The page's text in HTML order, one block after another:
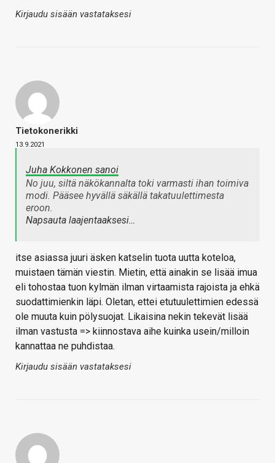
Kirjaudu sisään vastataksesi
Tietokonerikki
13.9.2021
Juha Kokkonen sanoi
No juu, siltä näkökannalta toki varmasti ihan toimiva
modi. Pääsee hyvällä säkällä takatuulettimesta
eroon.
Napsauta laajentaaksesi…
itse asiassa juuri äsken katselin tuota uutta koteloa,
muistaen tämän viestin. Mietin, että ainakin se lisää imua
eli tohostaa tuon kylmän ilman virtaamista rajoista ja ehkä
suodattimienkin läpi. Oletan, ettei etutuulettimien edessä
ole muuta kuin pölysuojat. Likaisina nekin tekevät lisää
ilman vastusta => kiinnostava aihe kuinka usein/milloin
kannattaa ne puhdistaa.
Kirjaudu sisään vastataksesi